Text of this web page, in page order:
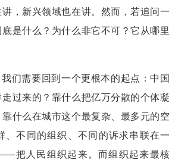
，新兴领域也在讲。然而，若追问一
是什么？为什么非它不可？它从哪里
们需要回到一个更根本的起点：中国
过来的？靠什么把亿万分散的个体凝
什么在城市这个最复杂、最多元的空
、不同的组织、不同的诉求串联在一
把人民组织起来。而组织起来最核